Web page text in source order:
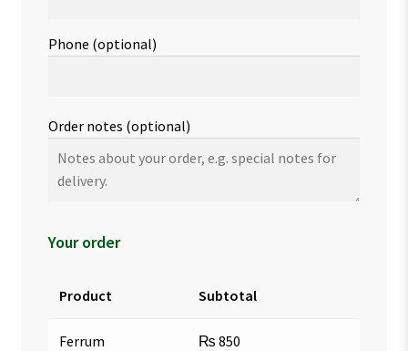
Phone (optional)
Order notes (optional)
Your order
Product Subtotal
Ferrum
₨ 850